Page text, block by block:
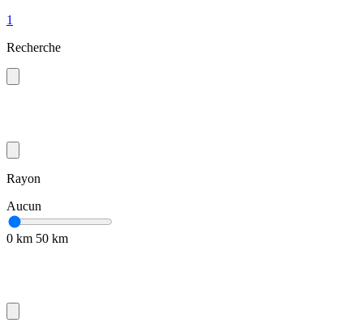
1
Recherche
Rayon
Aucun
0 km 50 km